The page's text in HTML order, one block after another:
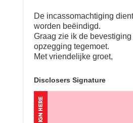
De incassomachtiging
worden beëindigd.
Graag zie ik de
opzegging tegemoet.
Met vriendelijke groet,
Disclosers Signature